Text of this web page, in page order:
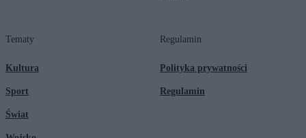
Tematy
Kultura
Sport
Świat
Regulamin
Polityka prywatności
Regulamin